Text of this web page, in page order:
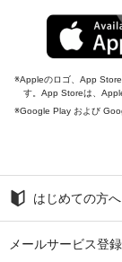
Appleのロゴ、App
す。App Storeは、
Google Play および
はじめての方へ
メールサービス登